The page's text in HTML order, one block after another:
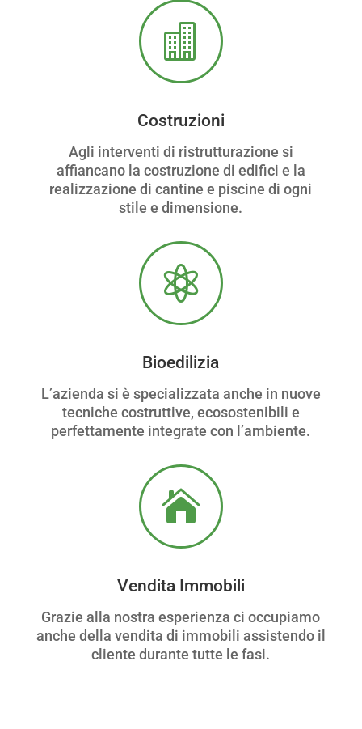

Costruzioni
Agli interventi di ristrutturazione si
affiancano la costruzione di edifici e la
realizzazione di cantine e piscine di ogni
stile e dimensione.

Bioedilizia
L’azienda si è specializzata anche in nuove
tecniche costruttive, ecosostenibili e
perfettamente integrate con l’ambiente.

Vendita Immobili
Grazie alla nostra esperienza ci occupiamo
anche della vendita di immobili assistendo il
cliente durante tutte le fasi.